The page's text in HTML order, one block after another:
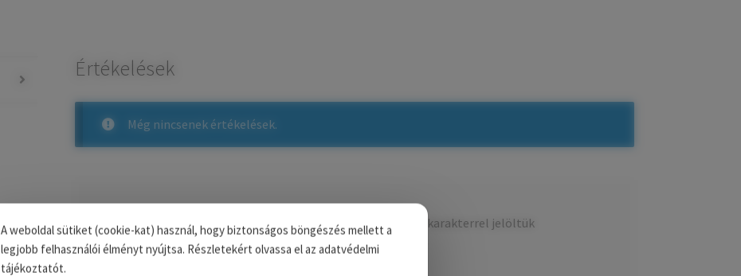
Értékelések
Még nincsenek értékelések.
Az e-mail címet nem tesszük közzé. A kötelező mezőket karakterrel jelöltük
A te értékelésed
A weboldal sütiket (cookie-kat) használ, hogy biztonságos böngészés mellett a
legjobb felhasználói élményt nyújtsa. Részletekért olvassa el az adatvédelmi
tájékoztatót.